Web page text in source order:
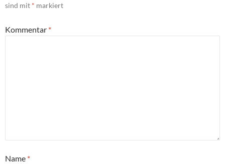
sind mit * markiert
Kommentar *
Name *